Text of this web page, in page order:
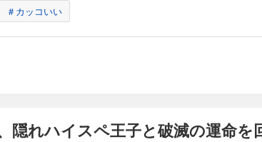
＃カッコいい
隠れハイスペ王子と破滅の運命を